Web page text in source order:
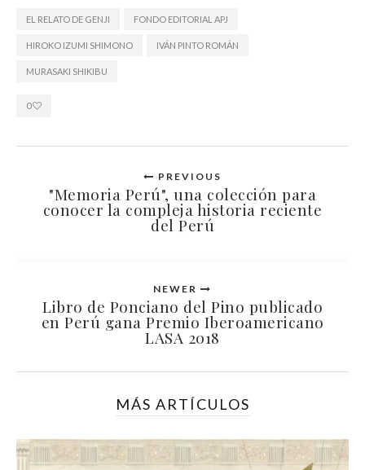
EL RELATO DE GENJI FONDO EDITORIAL APJ
HIROKO IZUMI SHIMONO IVÁN PINTO ROMÁN
MURASAKI SHIKIBU
0
PREVIOUS
"Memoria Perú", una colección para
conocer la compleja historia reciente
del Perú
NEWER
Libro de Ponciano del Pino publicado
en Perú gana Premio Iberoamericano
LASA 2018
MÁS ARTÍCULOS